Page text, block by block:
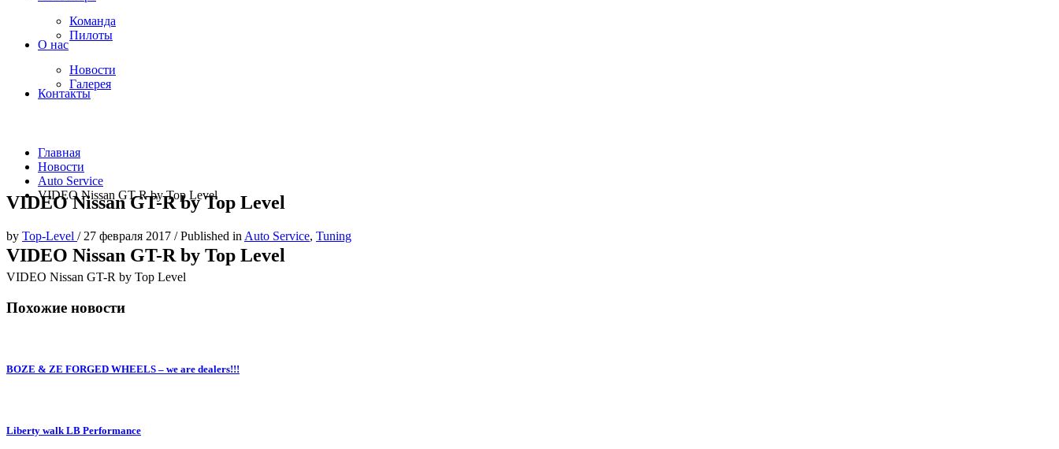
Команда
Пилоты
О нас
Новости
Галерея
Контакты
Главная
Новости
Auto Service
VIDEO Nissan GT-R by Top Level
VIDEO Nissan GT-R by Top Level
VIDEO Nissan GT-R by Top Level
by Top-Level / 27 февраля 2017 /Published in Auto Service, Tuning
VIDEO Nissan GT-R by Top Level
Похожие новости
BOZE & ZE FORGED WHEELS – we are dealers!!!
Liberty walk LB Performance